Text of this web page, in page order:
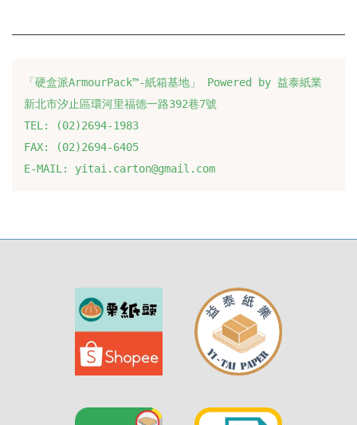
「硬盒派ArmourPack™-紙箱基地」 Powered by 益泰紙業
新北市汐止區環河里福德一路392巷7號
TEL: (02)2694-1983
FAX: (02)2694-6405
E-MAIL: yitai.carton@gmail.com